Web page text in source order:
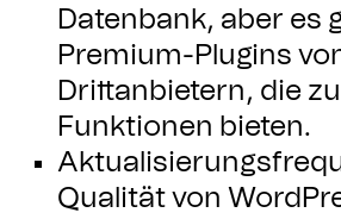
Datenbank, aber es
Premium-Plugins
Drittanbietern, die
Funktionen bieten.
Qualität von